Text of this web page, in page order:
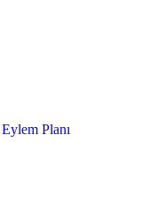
Planı